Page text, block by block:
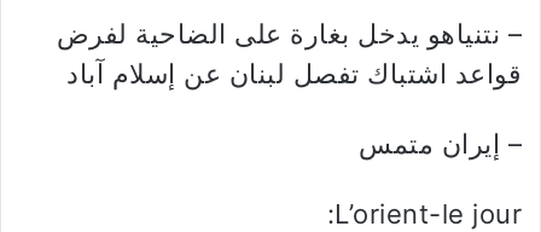
– نتنياهو يدخل بغارة على الضاحية لفرض
قواعد اشتباك تفصل لبنان عن إسلام آباد
– إيران متمس
L’orient-le jour: